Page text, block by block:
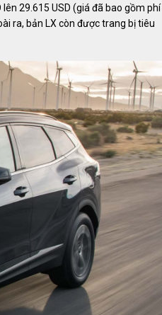
29.615 USD (giá đã bao gồm phí
ra, bản LX còn được trang bị tiêu